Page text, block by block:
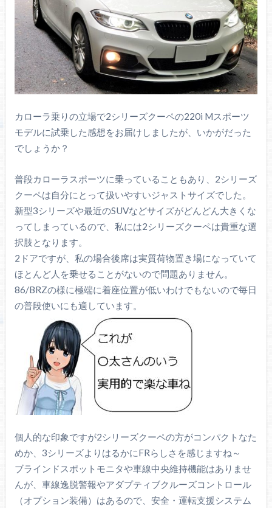
カローラ乗りの立場で2シリーズクーペの220i Mスポーツ
モデルに試乗した感想をお届けしましたが、いかがだった
でしょうか？
普段カローラスポーツに乗っていることもあり、2シリーズ
クーペは自分にとって扱いやすいジャストサイズでした。
新型3シリーズや最近のSUVなどサイズがどんどん大きくな
ってしまっているので、私には2シリーズクーペは貴重な選
択肢となります。
2ドアですが、私の場合後席は実質荷物置き場になっていて
ほとんど人を乗せることがないので問題ありません。
86/BRZの様に極端に着座位置が低いわけでもないので毎日
の普段使いにも適しています。
個人的な印象ですが2シリーズクーペの方がコンパクトなた
めか、3シリーズよりはるかにFRらしさを感じますね～
ブラインドスポットモニタや車線中央維持機能はありませ
んが、車線逸脱警報やアダプティブクルーズコントロール
（オプション装備）はあるので、安全・運転支援システム